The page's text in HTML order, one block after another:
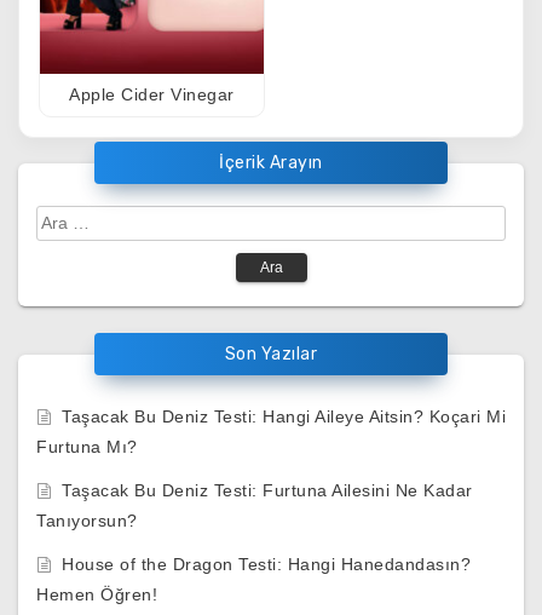
Apple Cider Vinegar
İçerik Arayın
Arama:
Son Yazılar
Taşacak Bu Deniz Testi: Hangi Aileye Aitsin? Koçari Mi
Furtuna Mı?
Taşacak Bu Deniz Testi: Furtuna Ailesini Ne Kadar
Tanıyorsun?
House of the Dragon Testi: Hangi Hanedandasın?
Hemen Öğren!